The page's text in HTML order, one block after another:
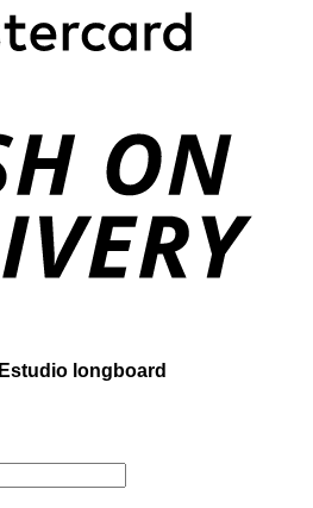
Estudio longboard